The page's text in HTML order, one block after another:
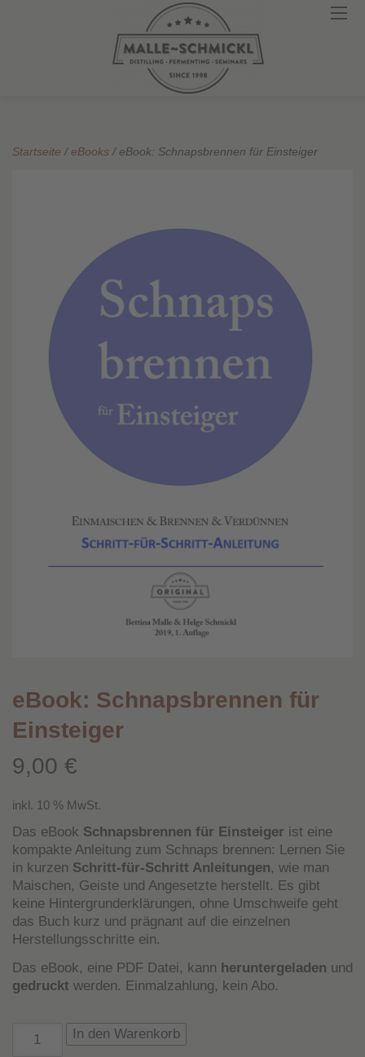
Startseite / eBooks / eBook: Schnapsbrennen für Einsteiger
eBook: Schnapsbrennen für
Einsteiger
9,00 €
inkl. 10 % MwSt.
Das eBook Schnapsbrennen für Einsteiger ist eine
kompakte Anleitung zum Schnaps brennen: Lernen Sie
in kurzen Schritt-für-Schritt Anleitungen, wie man
Maischen, Geiste und Angesetzte herstellt. Es gibt
keine Hintergrunderklärungen, ohne Umschweife geht
das Buch kurz und prägnant auf die einzelnen
Herstellungsschritte ein.
Das eBook, eine PDF Datei, kann heruntergeladen und
gedruckt werden. Einmalzahlung, kein Abo.
eBook:
Schnapsbrennen
In den Warenkorb